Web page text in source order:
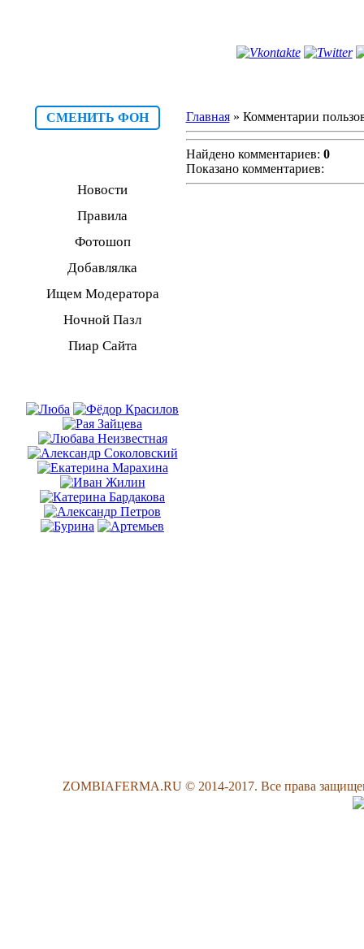
СМЕНИТЬ ФОН
Новости
Правила
Фотошоп
Добавлялка
Ищем Модератора
Ночной Пазл
Пиар Сайта
Главная» Комментарии
Найдено комментариев: 0
Показано комментариев:
ZOMBIAFERMA.RU © 2014-2017. Все права